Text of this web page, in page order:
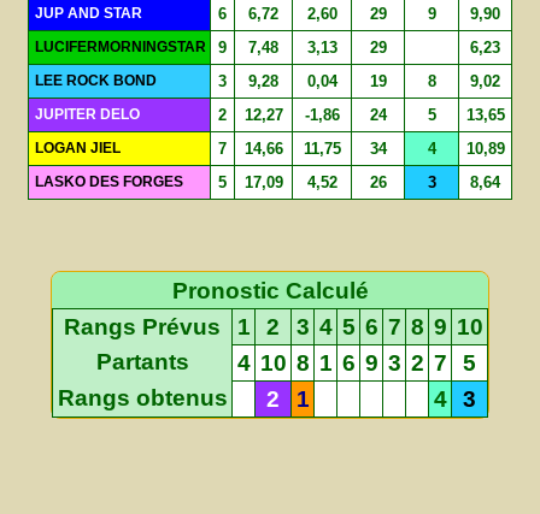
JUP AND STAR 6 6,72 2,60 29 9 9,90
LUCIFERMORNINGSTAR 9 7,48 3,13 29 6,23
LEE ROCK BOND 3 9,28 0,04 19 8 9,02
JUPITER DELO 2 12,27 -1,86 24 5 13,65
LOGAN JIEL 7 14,66 11,75 34 4 10,89
LASKO DES FORGES 5 17,09 4,52 26 3 8,64
Pronostic Calculé
Rangs Prévus
1 2 3 4 5 6 7 8 9 10
Partants
4 10 8 1 6 9 3 2 7
5
Rangs obtenus
2 1 4 3